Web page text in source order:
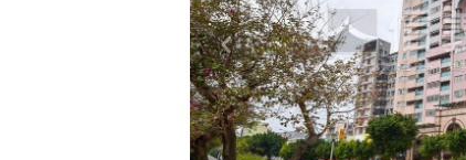
2015年3月龍虎榜 2013年8月龍虎榜 2013